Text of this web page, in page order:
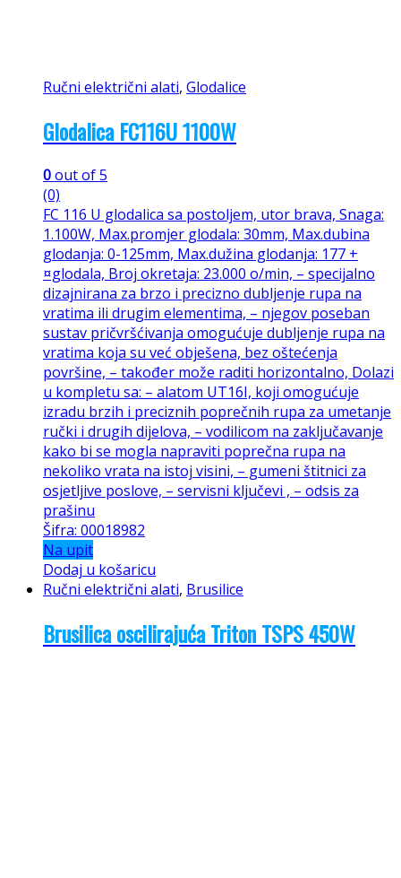
Ručni električni alati, Glodalice
Glodalica FC116U 1100W
0out of 5
(0)
FC 116 U glodalica sa postoljem, utor brava, Snaga:
1.100W, Max.promjer glodala: 30mm, Max.dubina
glodanja: 0-125mm, Max.dužina glodanja: 177 +
¤glodala, Broj okretaja: 23.000 o/min, – specijalno
dizajnirana za brzo i precizno dubljenje rupa na
vratima ili drugim elementima, – njegov poseban
sustav pričvršćivanja omogućuje dubljenje rupa na
vratima koja su već obješena, bez oštećenja
površine, – također može raditi horizontalno, Dolazi
u kompletu sa: – alatom UT16I, koji omogućuje
izradu brzih i preciznih poprečnih rupa za umetanje
ručki i drugih dijelova, – vodilicom na zaključavanje
kako bi se mogla napraviti poprečna rupa na
nekoliko vrata na istoj visini, – gumeni štitnici za
osjetljive poslove, – servisni ključevi , – odsis za
prašinu
Šifra: 00018982
Na upit
Dodaj u košaricu
Ručni električni alati, Brusilice
Brusilica oscilirajuća Triton TSPS 450W